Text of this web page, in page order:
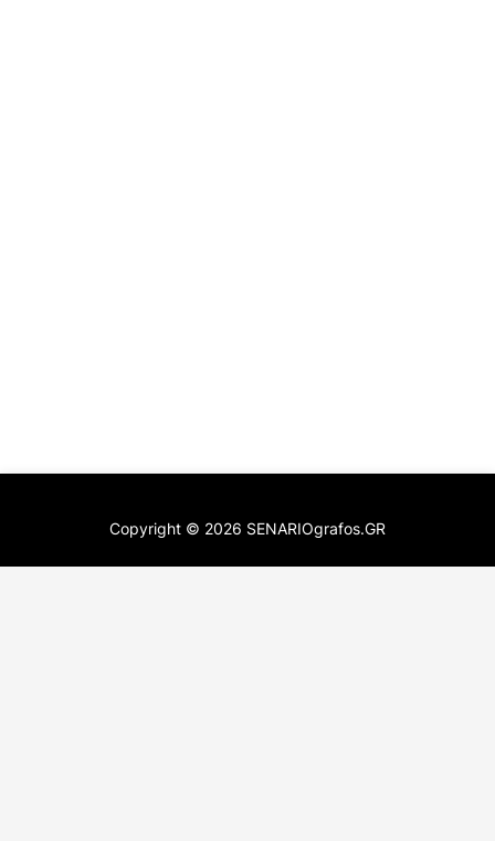
Copyright © 2026 SENARIOgrafos.GR